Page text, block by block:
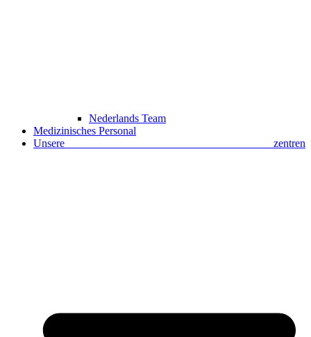
Nederlands Team
Medizinisches Personal
Unsere zentren